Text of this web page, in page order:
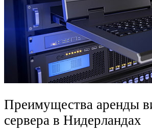
Преимущества аренды
сервера в Нидерландах